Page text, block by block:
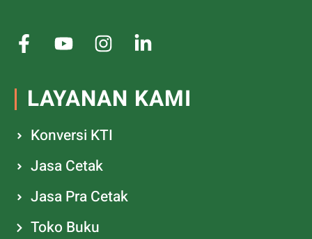
LAYANAN KAMI
Konversi KTI
Jasa Cetak
Jasa Pra Cetak
Toko Buku